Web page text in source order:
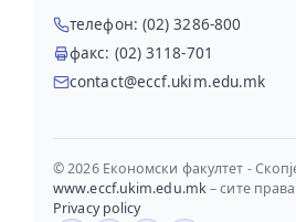
телефон: (02) 3286-800
факс: (02) 3118-701
contact@eccf.ukim.edu.mk
© 2026 Економски факултет -
www.eccf.ukim.edu.mk– сите
Privacy policy